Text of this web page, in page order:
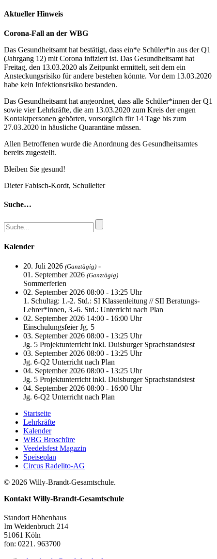
Aktueller Hinweis
Corona-Fall an der WBG
Das Gesundheitsamt hat bestätigt, dass ein*e Schüler*in aus der Q1
(Jahrgang 12) mit Corona infiziert ist. Das Gesundheitsamt hat
Freitag, den 13.03.2020 als Zeitpunkt ermittelt, seit dem ein
Ansteckungsrisiko für andere bestehen könnte. Vor dem 13.03.2020
habe kein Infektionsrisiko bestanden.
Das Gesundheitsamt hat angeordnet, dass alle Schüler*innen der Q1
sowie vier Lehrkräfte, die am 13.03.2020 zum Kreis der engen
Kontaktpersonen gehörten, vorsorglich für 14 Tage bis zum
27.03.2020 in häusliche Quarantäne müssen.
Allen Betroffenen wurde die Anordnung des Gesundheitsamtes
bereits zugestellt.
Bleiben Sie gesund!
Dieter Fabisch-Kordt, Schulleiter
Suche…
Kalender
20. Juli 2026 (Ganztägig) -
01. September 2026 (Ganztägig)
Sommerferien
02. September 2026 08:00 - 13:25 Uhr
1. Schultag: 1.-2. Std.: SI Klassenleitung // SII Beratungs-
Lehrer*innen, 3.-6. Std.: Unterricht nach Plan
02. September 2026 14:00 - 16:00 Uhr
Einschulungsfeier Jg. 5
03. September 2026 08:00 - 13:25 Uhr
Jg. 5 Projektunterricht inkl. Duisburger Sprachstandstest
03. September 2026 08:00 - 13:25 Uhr
Jg. 6-Q2 Unterricht nach Plan
04. September 2026 08:00 - 13:25 Uhr
Jg. 5 Projektunterricht inkl. Duisburger Sprachstandstest
04. September 2026 08:00 - 16:00 Uhr
Jg. 6-Q2 Unterricht nach Plan
Startseite
Lehrkräfte
Kalender
WBG Broschüre
Veedelsfest Magazin
Speiseplan
Circus Radelito-AG
© 2026 Willy-Brandt-Gesamtschule.
Kontakt Willy-Brandt-Gesamtschule
Standort Höhenhaus
Im Weidenbruch 214
51061 Köln
fon: 0221. 963700